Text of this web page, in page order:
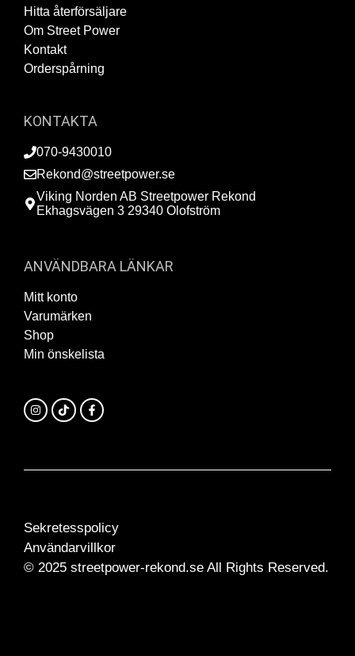
Hitta återförsäljare
Om Street Power
Kontakt
Orderspårning
KONTAKTA
070-9430010
Rekond@streetpower.se
Viking Norden AB Streetpower Rekond
Ekhagsvägen 3 29340 Olofström
ANVÄNDBARA LÄNKAR
Mitt konto
Varumärken
Shop
Min önskelista
© 2025 streetpower-rekond.se All Rights Reserved.
Sekretesspolicy
Användarvillkor